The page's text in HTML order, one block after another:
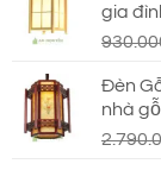
gia
Đèn
nhà gỗ